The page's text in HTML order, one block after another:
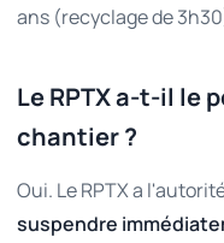
ans (recyclage de
Le RPTX a-t-il le
chantier ?
Oui. Le RPTX a
suspendre